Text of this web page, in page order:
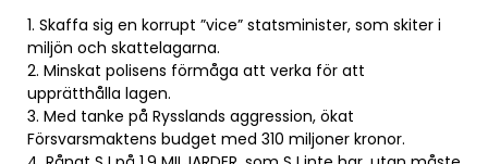
1. Skaffa sig en korrupt ”vice” statsminister, som skiter i
miljön och skattelagarna.
2. Minskat polisens förmåga att verka för att
upprätthålla lagen.
3. Med tanke på Rysslands aggression, ökat
Försvarsmaktens budget med 310 miljoner kronor.